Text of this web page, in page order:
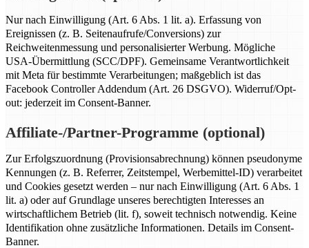
Nur nach Einwilligung (Art. 6 Abs. 1 lit. a). Erfassung von
Ereignissen (z. B. Seitenaufrufe/Conversions) zur
Reichweitenmessung und personalisierter Werbung. Mögliche
USA-Übermittlung (SCC/DPF). Gemeinsame Verantwortlichkeit
mit Meta für bestimmte Verarbeitungen; maßgeblich ist das
Facebook Controller Addendum (Art. 26 DSGVO). Widerruf/Opt-
out: jederzeit im Consent-Banner.
Affiliate-/Partner-Programme (optional)
Zur Erfolgszuordnung (Provisionsabrechnung) können pseudonyme
Kennungen (z. B. Referrer, Zeitstempel, Werbemittel-ID) verarbeitet
und Cookies gesetzt werden – nur nach Einwilligung (Art. 6 Abs. 1
lit. a) oder auf Grundlage unseres berechtigten Interesses an
wirtschaftlichem Betrieb (lit. f), soweit technisch notwendig. Keine
Identifikation ohne zusätzliche Informationen. Details im Consent-
Banner.